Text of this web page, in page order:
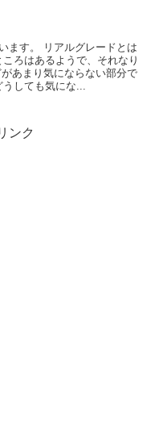
ます。 リアルグレードとは
ろはあるようで、それなり
あまり気にならない部分で
しても気にな...
ンク